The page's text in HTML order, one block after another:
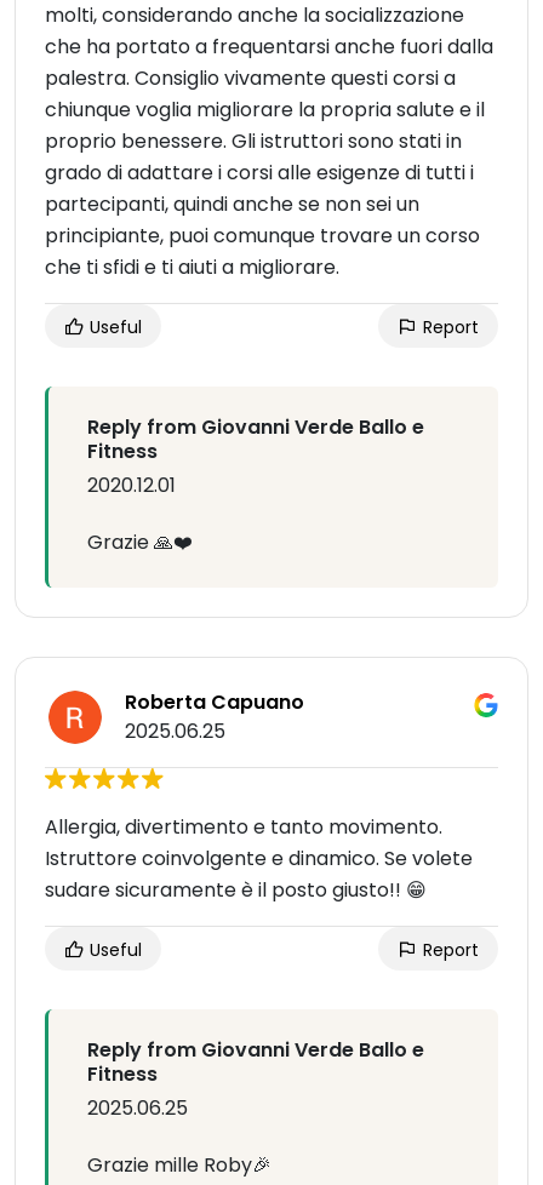
molti, considerando anche la socializzazione
che ha portato a frequentarsi anche fuori dalla
palestra. Consiglio vivamente questi corsi a
chiunque voglia migliorare la propria salute e il
proprio benessere. Gli istruttori sono stati in
grado di adattare i corsi alle esigenze di tutti i
partecipanti, quindi anche se non sei un
principiante, puoi comunque trovare un corso
che ti sfidi e ti aiuti a migliorare.
Useful Report
Reply from Giovanni Verde Ballo e
Fitness
2020.12.01
Grazie 🙏❤️
Roberta Capuano
2025.06.25
Allergia, divertimento e tanto movimento.
Istruttore coinvolgente e dinamico. Se volete
sudare sicuramente è il posto giusto!! 😁
Useful Report
Reply from Giovanni Verde Ballo e
Fitness
2025.06.25
Grazie mille Roby🎉